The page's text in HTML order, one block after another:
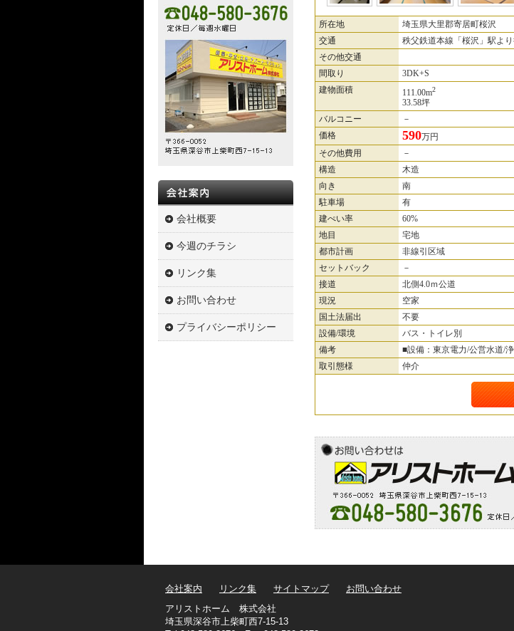
会社概要
今週のチラシ
リンク集
お問い合わせ
プライバシーポリシー
所在地
埼玉県大里郡寄居町桜沢
交通
秩父鉄道本線「桜沢」駅よ
その他交通
間取り
3DK+S
建物面積
111.00m2
33.58坪
バルコニー
－
価格
590万円
その他費用
－
構造
木造
向き
南
駐車場
有
建ぺい率
60%
地目
宅地
都市計画
非線引区域
セットバック
－
接道
北側4.0ｍ公道
現況
空家
国土法届出
不要
設備/環境
バス・トイレ別
備考
■設備：東京電力/公営水道/
取引態様
仲介
会社案内 リンク集 サイトマップ
お問い合わせ
アリストホーム 株式会社
埼玉県深谷市上柴町西7-15-13